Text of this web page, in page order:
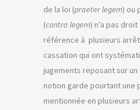
de la loi (praeter legem) ou
(contra legem) n’a pas
référence à plusieurs
cassation qui ont
jugements reposant sur un
notion garde pourtant une
mentionnée en plusieurs